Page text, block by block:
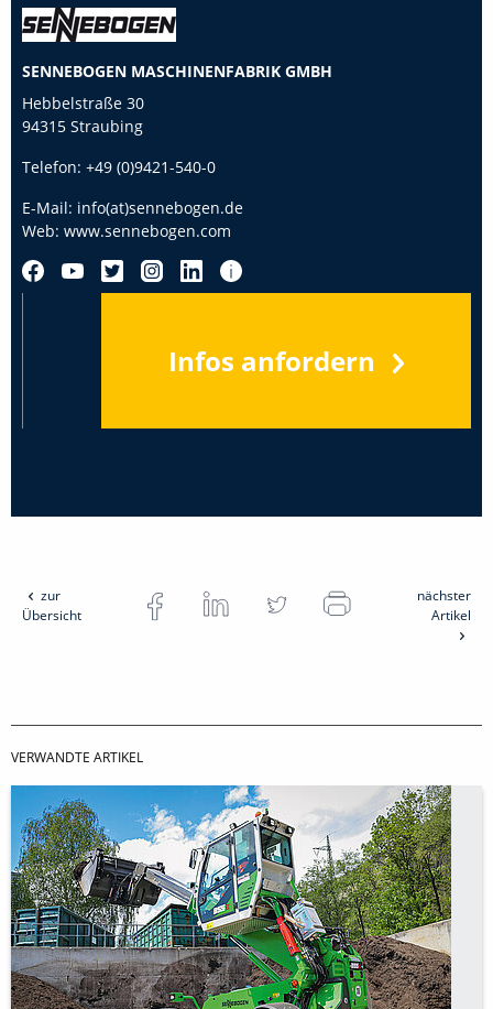
SENNEBOGEN MASCHINENFABRIK GMBH
Hebbelstraße 30
94315 Straubing
Telefon: +49 (0)9421-540-0
E-Mail: info(at)sennebogen.de
Web: www.sennebogen.com
Infos anfordern
zur
Übersicht
nächster
Artikel
VERWANDTE ARTIKEL